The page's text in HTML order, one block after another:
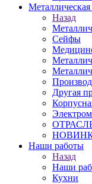
Назад
Сейфы
Другая
Наши работы
Назад
Наши
Кухни